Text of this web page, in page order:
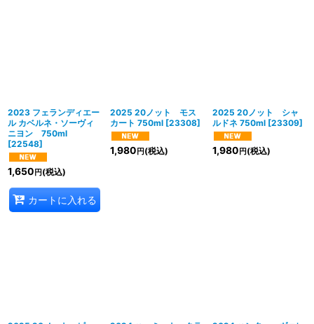
2023 フェランディエー
ル カベルネ・ソーヴィ
ニヨン 750ml
[22548]
1,650 円 (税込)
カートに入れる
2025 20ノット モス
カート 750ml [23308]
1,980 円(税込)
2025 20ノット シャ
ルドネ 750ml [23309]
1,980 円(税込)